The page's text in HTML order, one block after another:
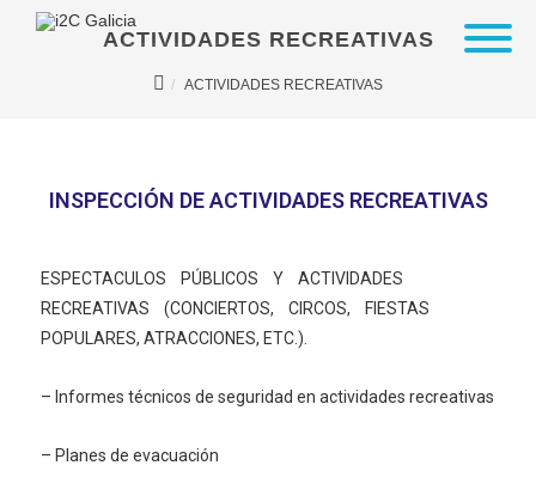
ACTIVIDADES RECREATIVAS
ACTIVIDADES RECREATIVAS
INSPECCIÓN DE ACTIVIDADES RECREATIVAS
ESPECTACULOS PÚBLICOS Y
ACTIVIDADES
RECREATIVAS
(CONCIERTOS, CIRCOS,
FIESTAS
POPULARES, ATRACCIONES, ETC.).
– Informes técnicos de seguridad en actividades recreativas
– Planes de evacuación